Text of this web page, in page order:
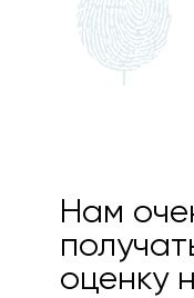
Нам
оценку